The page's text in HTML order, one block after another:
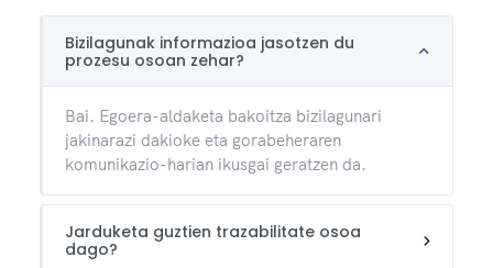
Bizilagunak informazioa jasotzen du
prozesu osoan zehar?
Bai. Egoera-aldaketa bakoitza bizilagunari
jakinarazi dakioke eta gorabeheraren
komunikazio-harian ikusgai geratzen da.
Jarduketa guztien trazabilitate osoa
dago?